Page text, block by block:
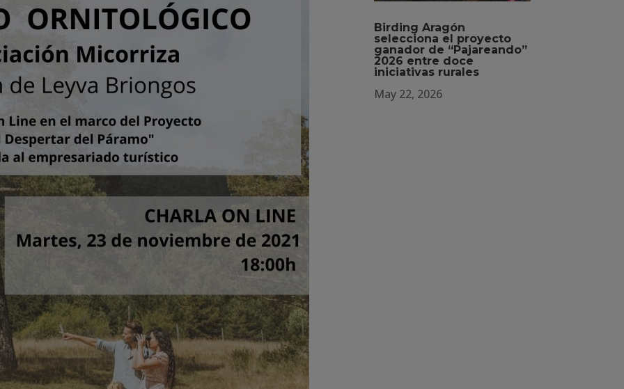
Birding Aragón
selecciona el proyecto
ganador de “Pajareando”
2026 entre doce
iniciativas rurales
May 22, 2026